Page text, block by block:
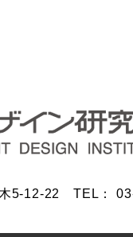
5-12-22 TEL：